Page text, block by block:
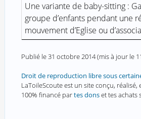
Une variante de baby-sitting :
groupe d’enfants pendant une
mouvement d’Eglise ou
Publié le31 octobre 2014(mis à jour le
Droit de reproduction libre sous
LaToileScoute est un site conçu,
100% financé partes donset tes achats